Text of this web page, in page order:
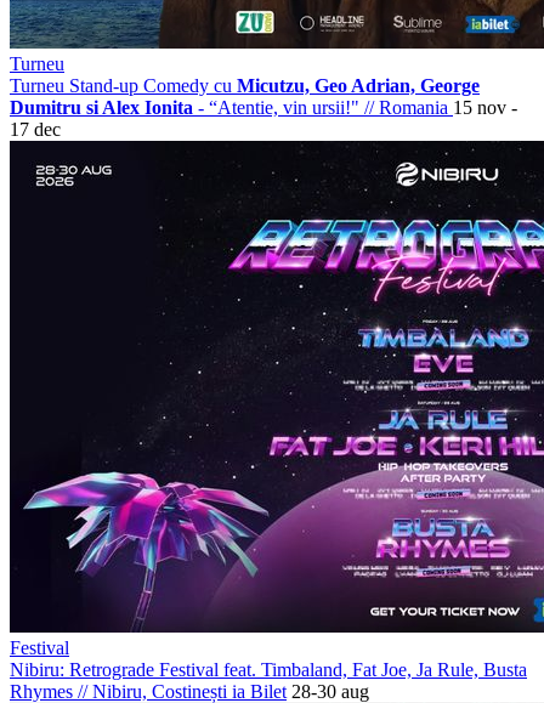
Turneu
Turneu Stand-up Comedy cu Micutzu, Geo Adrian, George
Dumitru si Alex Ionita - “Atentie, vin ursii!" //Romania 15 nov -
17 dec
Festival
Nibiru: Retrograde Festival feat. Timbaland, Fat Joe, Ja Rule, Busta
Rhymes //Nibiru, Costinești ia Bilet 28-30 aug